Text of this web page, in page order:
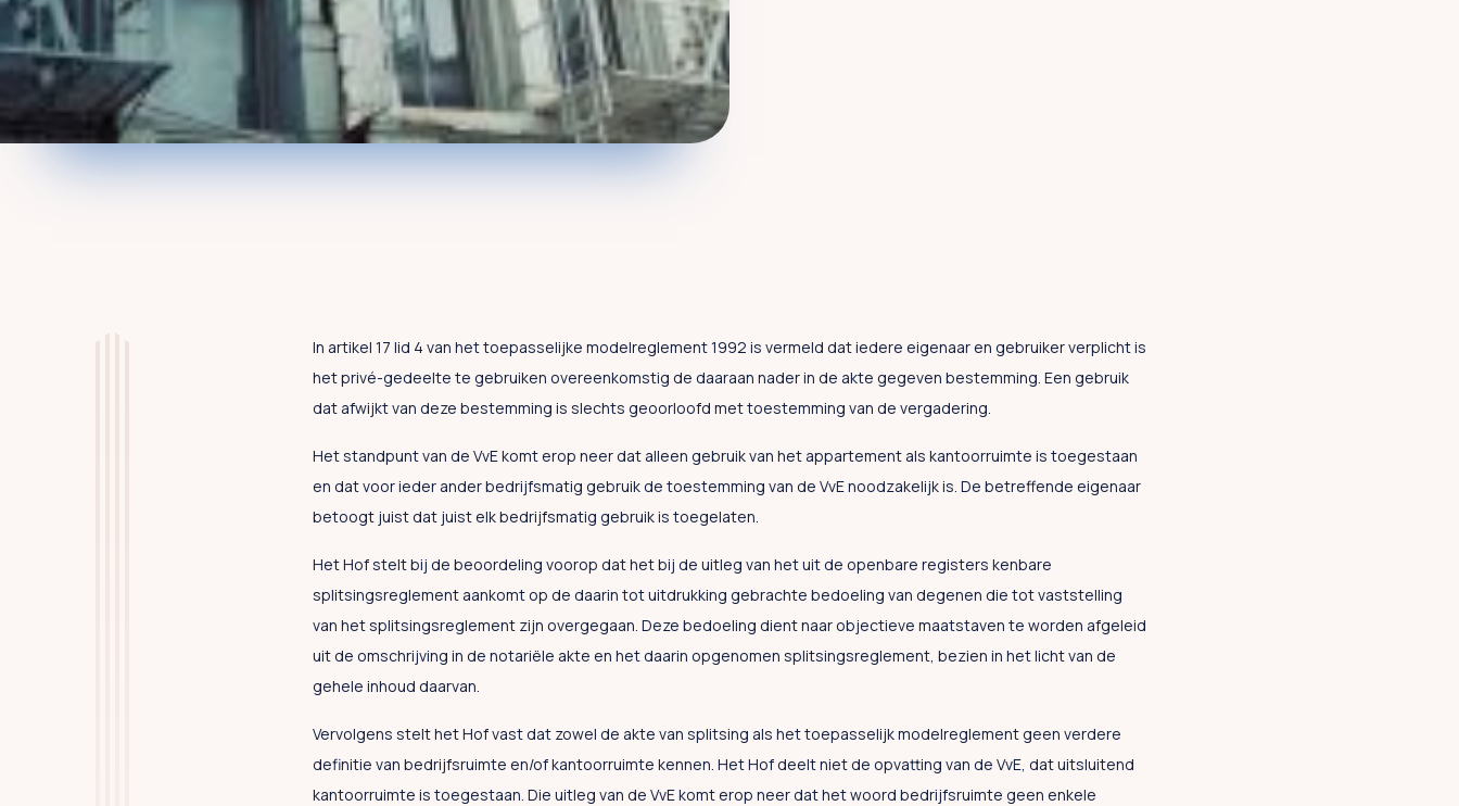
In artikel 17 lid 4 van het toepasselijke modelreglement 1992 is vermeld dat iedere eigenaar en gebruiker verplicht is
het privé-gedeelte te gebruiken overeenkomstig de daaraan nader in de akte gegeven bestemming. Een gebruik
dat afwijkt van deze bestemming is slechts geoorloofd met toestemming van de vergadering.
Het standpunt van de VvE komt erop neer dat alleen gebruik van het appartement als kantoorruimte is toegestaan
en dat voor ieder ander bedrijfsmatig gebruik de toestemming van de VvE noodzakelijk is. De betreffende eigenaar
betoogt juist dat juist elk bedrijfsmatig gebruik is toegelaten.
Het Hof stelt bij de beoordeling voorop dat het bij de uitleg van het uit de openbare registers kenbare
splitsingsreglement aankomt op de daarin tot uitdrukking gebrachte bedoeling van degenen die tot vaststelling
van het splitsingsreglement zijn overgegaan. Deze bedoeling dient naar objectieve maatstaven te worden afgeleid
uit de omschrijving in de notariële akte en het daarin opgenomen splitsingsreglement, bezien in het licht van de
gehele inhoud daarvan.
Vervolgens stelt het Hof vast dat zowel de akte van splitsing als het toepasselijk modelreglement geen verdere
definitie van bedrijfsruimte en/of kantoorruimte kennen. Het Hof deelt niet de opvatting van de VvE, dat uitsluitend
kantoorruimte is toegestaan. Die uitleg van de VvE komt erop neer dat het woord bedrijfsruimte geen enkele